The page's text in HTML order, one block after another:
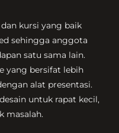
kursi yang baik
sehingga anggota
satu sama lain.
yang bersifat lebih
alat presentasi.
untuk rapat kecil,
masalah.